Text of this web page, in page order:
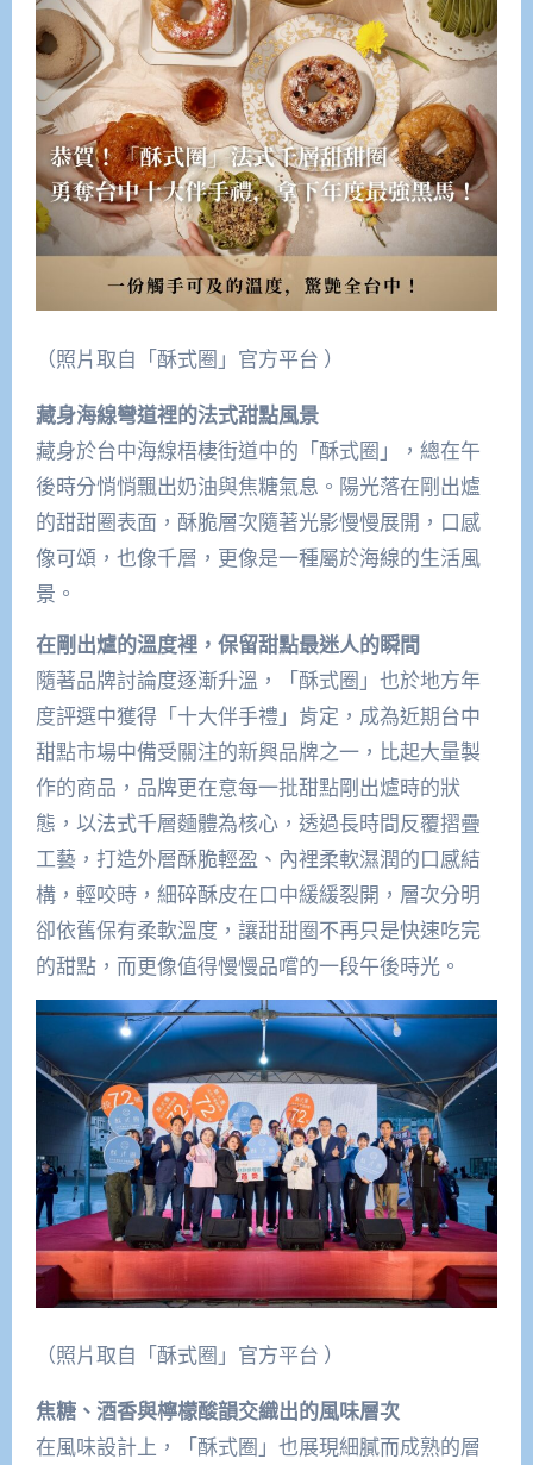
（照片取自「酥式圈」官方平台 ）
藏身海線彎道裡的法式甜點風景
藏身於台中海線梧棲街道中的「酥式圈」，總在午
後時分悄悄飄出奶油與焦糖氣息。陽光落在剛出爐
的甜甜圈表面，酥脆層次隨著光影慢慢展開，口感
像可頌，也像千層，更像是一種屬於海線的生活風
景。
在剛出爐的溫度裡，保留甜點最迷人的瞬間
隨著品牌討論度逐漸升溫，「酥式圈」也於地方年
度評選中獲得「十大伴手禮」肯定，成為近期台中
甜點市場中備受關注的新興品牌之一，比起大量製
作的商品，品牌更在意每一批甜點剛出爐時的狀
態，以法式千層麵體為核心，透過長時間反覆摺疊
工藝，打造外層酥脆輕盈、內裡柔軟濕潤的口感結
構，輕咬時，細碎酥皮在口中緩緩裂開，層次分明
卻依舊保有柔軟溫度，讓甜甜圈不再只是快速吃完
的甜點，而更像值得慢慢品嚐的一段午後時光。
（照片取自「酥式圈」官方平台 ）
焦糖、酒香與檸檬酸韻交織出的風味層次
在風味設計上，「酥式圈」也展現細膩而成熟的層